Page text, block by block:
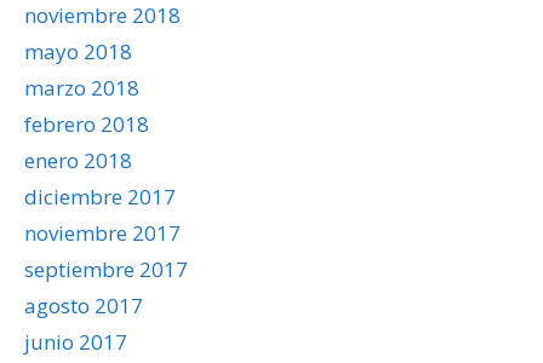
noviembre 2018
mayo 2018
marzo 2018
febrero 2018
enero 2018
diciembre 2017
noviembre 2017
septiembre 2017
agosto 2017
junio 2017